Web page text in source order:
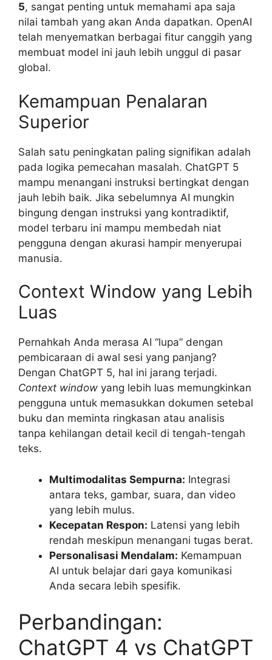
5, sangat penting untuk memahami apa saja
nilai tambah yang akan Anda dapatkan. OpenAI
telah menyematkan berbagai fitur canggih yang
membuat model ini jauh lebih unggul di pasar
global.
Kemampuan Penalaran
Superior
Salah satu peningkatan paling signifikan adalah
pada logika pemecahan masalah. ChatGPT 5
mampu menangani instruksi bertingkat dengan
jauh lebih baik. Jika sebelumnya AI mungkin
bingung dengan instruksi yang kontradiktif,
model terbaru ini mampu membedah niat
pengguna dengan akurasi hampir menyerupai
manusia.
Context Window yang Lebih
Luas
Pernahkah Anda merasa AI “lupa” dengan
pembicaraan di awal sesi yang panjang?
Dengan ChatGPT 5, hal ini jarang terjadi.
Context window yang lebih luas memungkinkan
pengguna untuk memasukkan dokumen setebal
buku dan meminta ringkasan atau analisis
tanpa kehilangan detail kecil di tengah-tengah
teks.
Multimodalitas Sempurna: Integrasi
antara teks, gambar, suara, dan video
yang lebih mulus.
Kecepatan Respon: Latensi yang lebih
rendah meskipun menangani tugas berat.
Personalisasi Mendalam: Kemampuan
AI untuk belajar dari gaya komunikasi
Anda secara lebih spesifik.
Perbandingan:
ChatGPT 4 vs ChatGPT